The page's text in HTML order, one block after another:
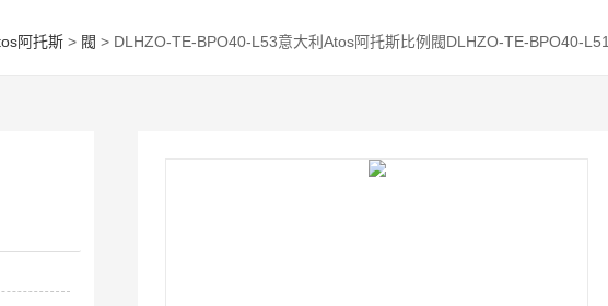
阿托斯 > 閥 > DLHZO-TE-BPO40-L53意大利Atos阿托斯比例閥DLHZO-TE-BPO40-L51